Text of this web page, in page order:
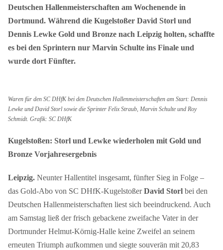
Deutschen Hallenmeisterschaften am Wochenende in
Dortmund. Während die Kugelstoßer David Storl und
Dennis Lewke Gold und Bronze nach Leipzig holten, schaffte
es bei den Sprintern nur Marvin Schulte ins Finale und
wurde dort Fünfter.
Waren für den SC DHfK bei den Deutschen Hallenmeisterschaften am Start: Dennis
Lewke und David Storl sowie die Sprinter Felix Straub, Marvin Schulte und Roy
Schmidt. Grafik: SC DHfK
Kugelstoßen: Storl und Lewke wiederholen mit Gold und
Bronze Vorjahresergebnis
Leipzig.Neunter Hallentitel insgesamt, fünfter Sieg in Folge –
das Gold-Abo von SC DHfK-KugelstoßerDavid Storlbei den
Deutschen Hallenmeisterschaften liest sich beeindruckend. Auch
am Samstag ließ der frisch gebackene zweifache Vater in der
Dortmunder Helmut-Körnig-Halle keine Zweifel an seinem
erneuten Triumph aufkommen und siegte souverän mit 20,83